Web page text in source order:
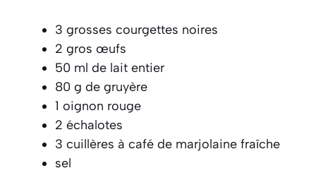
3 grosses courgettes noires
2 gros œufs
50 ml de lait entier
80 g de gruyère
1 oignon rouge
2 échalotes
3 cuillères à café de marjolaine fraîche
sel